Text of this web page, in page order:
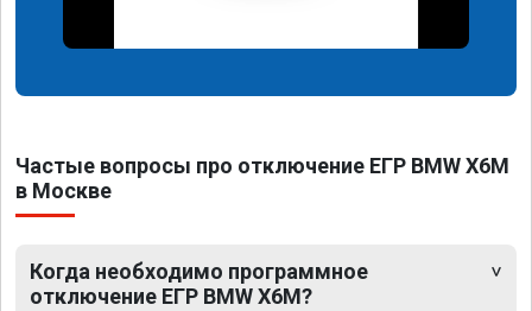
Частые вопросы про отключение ЕГР BMW X6M
в Москве
Когда необходимо программное
отключение ЕГР BMW X6M?